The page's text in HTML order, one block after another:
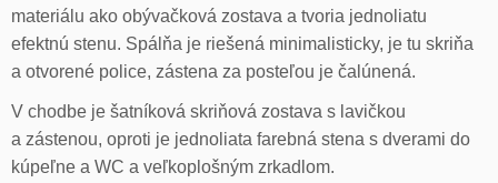
materiálu ako obývačková zostava a tvoria jednoliatu
efektnú stenu. Spálňa je riešená minimalisticky, je tu skriňa
a otvorené police, zástena za posteľou je čalúnená.
V chodbe je šatníková skriňová zostava s lavičkou
a zástenou, oproti je jednoliata farebná stena s dverami do
kúpeľne a WC a veľkoplošným zrkadlom.